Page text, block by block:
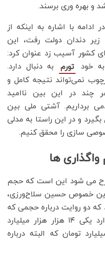
و بهره وری برسند.
با اشاره به اینکه از
دندان دولت رفت، این
کشور آسیب زد عنوان کرد:
خود
تورم
به دنبال دارد.
نمی‌تواند نتیجه کامل و
چند در این بین ناامید
برداریم. آشتی ملی بین
و در این راستا به مدلی
سازی را محقق کنیم.
ها
می شود این است که حجم
خصوص حسین سلاح‌ورزی،
که دو روایت درباره حجمی که
قرار است واگذار شود، وجود دارد یکی ۱۴ هزار هزار میلیارد
هزار میلیارد تومان که البته درباره